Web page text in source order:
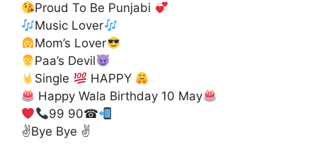
Proud To Be Punjabi
Music Lover
Mom’s Lover
Paa’s Devil
Single
HAPPY
Happy Wala Birthday 10 May
99 90☎
✌Bye Bye ✌